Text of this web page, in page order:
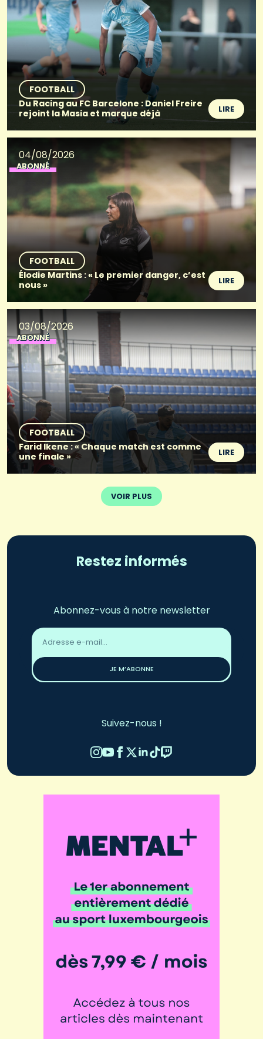
FOOTBALL
Du Racing au FC Barcelone : Daniel Freire
rejoint la Masia et marque déjà
LIRE
04/08/2026
ABONNÉ
FOOTBALL
Élodie Martins : « Le premier danger, c’est
nous »
LIRE
03/08/2026
ABONNÉ
FOOTBALL
Farid Ikene : « Chaque match est comme
une finale »
LIRE
VOIR PLUS
Restez informés
Abonnez-vous à notre newsletter
Adresse
email
JE M’ABONNE
Suivez-nous !